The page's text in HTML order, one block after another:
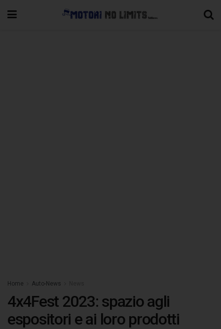
Home Auto-News
4x4Fest 2023: spazio agli
espositori e ai loro prodotti